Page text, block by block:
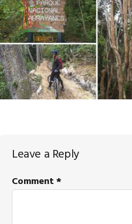
Reader
Interactions
Leave a Reply
Comment*